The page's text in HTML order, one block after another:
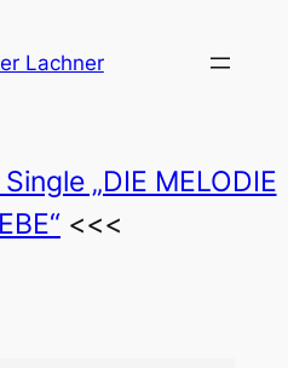
Lachner
„DIE MELODIE
<<<